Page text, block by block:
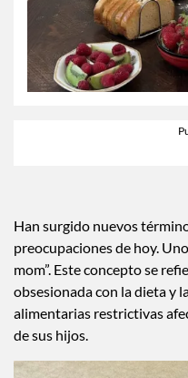
Han surgido nuevos
preocupaciones de hoy.
mom”. Este concepto se
obsesionada con la dieta y
alimentarias restrictivas